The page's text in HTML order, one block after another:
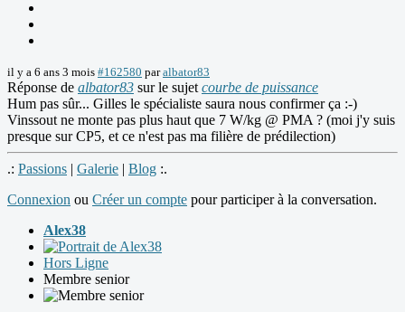
il y a 6 ans 3 mois #162580 paralbator83
Réponse de albator83 sur le sujet courbe de puissance
Hum pas sûr... Gilles le spécialiste saura nous confirmer ça :-)
Vinssout ne monte pas plus haut que 7 W/kg @ PMA ? (moi j'y suis
presque sur CP5, et ce n'est pas ma filière de prédilection)
.: Passions | Galerie | Blog :.
Connexion ou Créer un compte pour participer à la conversation.
Alex38
Hors Ligne
Membre senior